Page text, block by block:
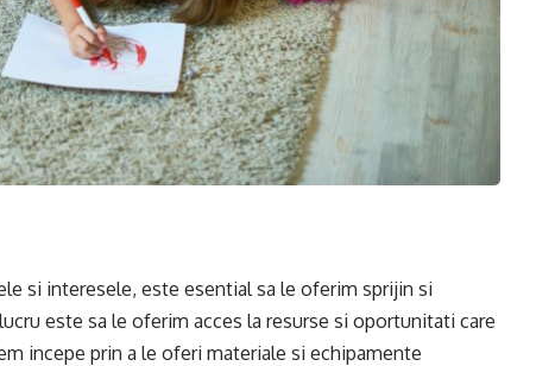
si interesele, este esential sa le oferim sprijin si
este sa le oferim acces la resurse si oportunitati care
incepe prin a le oferi materiale si echipamente